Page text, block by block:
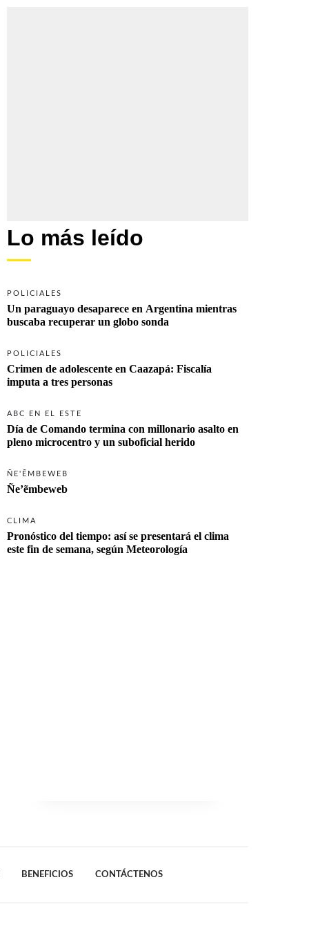
Lo más leído
POLICIALES
Un paraguayo desaparece en Argentina mientras
POLICIALES
Crimen de adolescente en Caazapá: Fiscalía
ABC EN EL ESTE
Día de Comando termina con millonario asalto en
pleno microcentro y un suboficial herido
ÑE'ẼMBEWEB
Ñe’ẽmbeweb
CLIMA
Pronóstico del tiempo: así se presentará el clima
este fin de semana, según Meteorología
BENEFICIOS CONTÁCTENOS